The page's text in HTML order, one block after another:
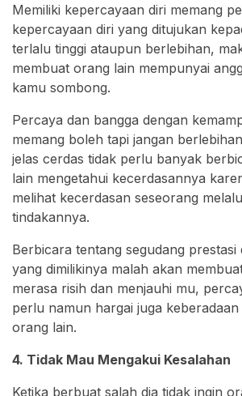
Memiliki kepercayaan diri memang
kepercayaan diri yang ditujukan
terlalu tinggi ataupun berlebihan,
membuat orang lain mempunyai
kamu sombong.
Percaya dan bangga dengan
memang boleh tapi jangan
jelas cerdas tidak perlu banyak
lain mengetahui kecerdasannya
melihat kecerdasan seseorang
tindakannya.
Berbicara tentang segudang prestasi
yang dimilikinya malah akan
merasa risih dan menjauhi mu,
perlu namun hargai juga
orang lain.
4. Tidak Mau Mengakui Kesalahan
Ketika berbuat salah dia tidak ingin